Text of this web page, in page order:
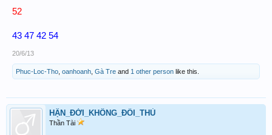
52
43 47 42 54
20/6/13
Phuc-Loc-Tho oanhoanh Gà Tre and 1 other person like this.
HẬN_ĐỜI_KHÔNG_ĐỐI_THỦ
Thần Tài